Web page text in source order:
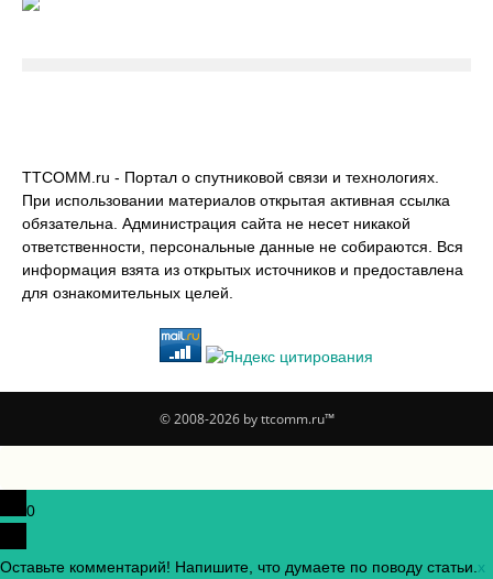
TTCOMM.ru - Портал о спутниковой связи и технологиях.
При использовании материалов открытая активная ссылка
обязательна. Администрация сайта не несет никакой
ответственности, персональные данные не собираются. Вся
информация взята из открытых источников и предоставлена
для ознакомительных целей.
© 2008-2026 by ttcomm.ru™
0
Оставьте комментарий! Напишите, что думаете по поводу статьи. x